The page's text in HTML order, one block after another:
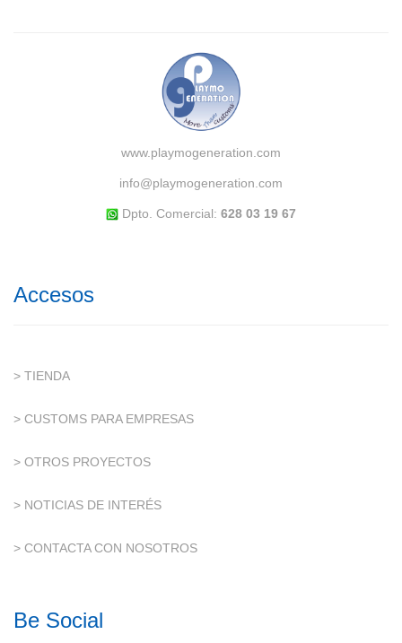
www.playmogeneration.com
info@playmogeneration.com
Dpto. Comercial: 628 03 19 67
Accesos
> TIENDA
> CUSTOMS PARA EMPRESAS
> OTROS PROYECTOS
> NOTICIAS DE INTERÉS
> CONTACTA CON NOSOTROS
Be Social